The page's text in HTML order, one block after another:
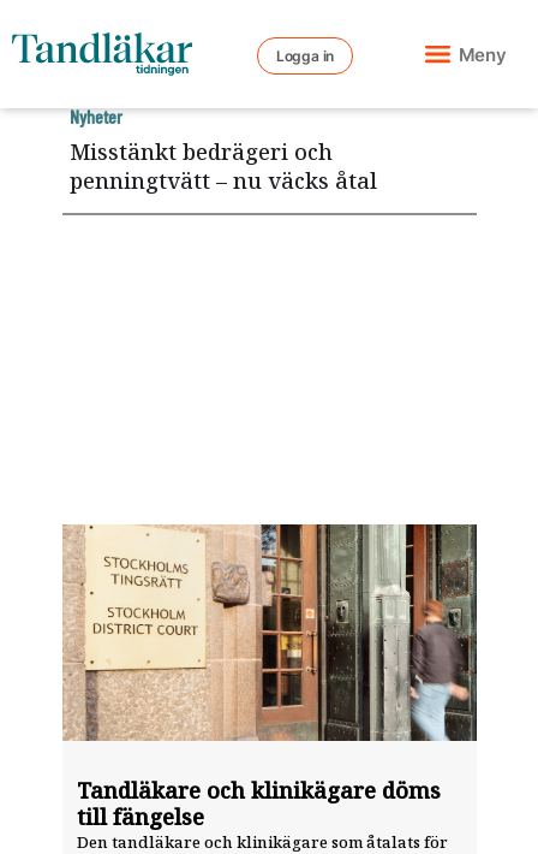
Logga in Meny
Tandläkare och klinikägare döms
till fängelse
Den tandläkare och klinikägare som åtalats för
Misstänkt bedrägeri och
penningtvätt – nu väcks åtal
Nyheter